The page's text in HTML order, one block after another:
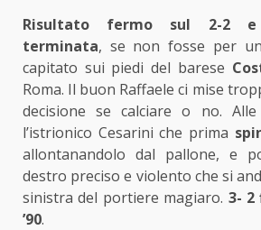
Risultato fermo sul 2-2
terminata, se non fosse per
capitato sui piedi del barese
Roma. Il buon Raffaele ci mise
decisione se calciare o no. Alle
l’istrionico Cesarini che prima
allontanandolo dal pallone, e
destro preciso e violento che si
sinistra del portiere magiaro. 3-
’90.